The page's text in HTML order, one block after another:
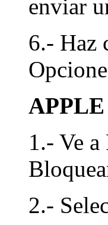
enviar
6.- Haz
1.- Ve
2.-